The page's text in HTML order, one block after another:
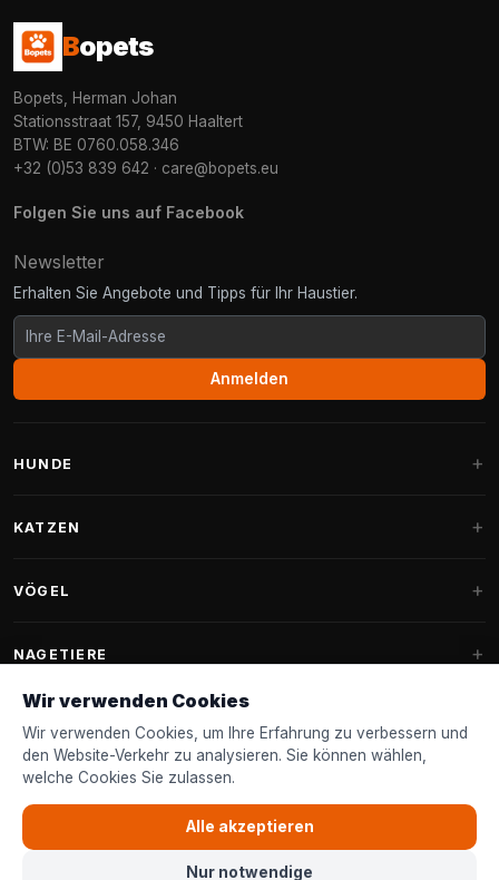
Bopets
Bopets, Herman Johan
Stationsstraat 157, 9450 Haaltert
BTW: BE 0760.058.346
+32 (0)53 839 642 · care@bopets.eu
Folgen Sie uns auf Facebook
Newsletter
Erhalten Sie Angebote und Tipps für Ihr Haustier.
Anmelden
HUNDE
Fantail Hundebetten
Halsbänder & Leinen
Shampoo & Pflege
KATZEN
Kratzbäume
Kratzbäume für Maine Coon
Kratzbaum-Ersatzteile
Kratztonnen
Katzenbetten
VÖGEL
Futterhäuschen
Nistkästen & Nistmaterial
Gartenvogelfutter
Vogelspielzeug
NAGETIERE
Kaninchenfutter
Nagerfutter
Zubehör
FANTAIL
KUNDENSERVICE
Kontakt & Beratung
Wir verwenden Cookies
Wir verwenden Cookies, um Ihre Erfahrung zu verbessern und
den Website-Verkehr zu analysieren. Sie können wählen,
welche Cookies Sie zulassen.
Alle akzeptieren
Nur notwendige